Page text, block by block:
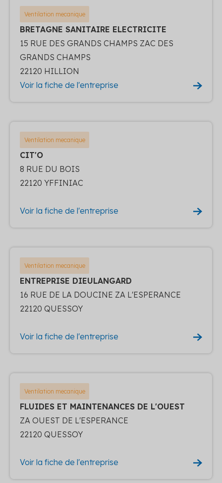
Ventilation mecanique
BRETAGNE SANITAIRE ELECTRICITE
15 RUE DES GRANDS CHAMPS ZAC DES
GRANDS CHAMPS
22120 HILLION
Voir la fiche de l'entreprise
Ventilation mecanique
CIT'O
8 RUE DU BOIS
22120 YFFINIAC
Voir la fiche de l'entreprise
Ventilation mecanique
ENTREPRISE DIEULANGARD
16 RUE DE LA DOUCINE ZA L'ESPERANCE
22120 QUESSOY
Voir la fiche de l'entreprise
Ventilation mecanique
FLUIDES ET MAINTENANCES DE L'OUEST
ZA OUEST DE L'ESPERANCE
22120 QUESSOY
Voir la fiche de l'entreprise